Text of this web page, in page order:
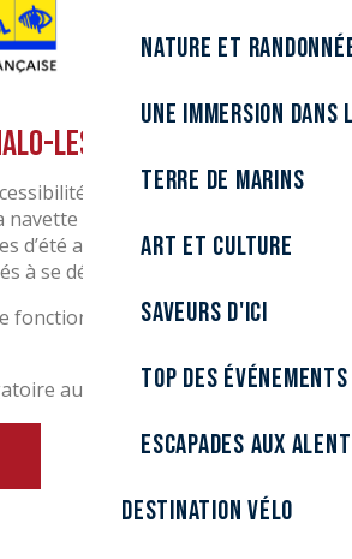
Nature et
Une immersion
Terre de marins
Art et culture
Saveurs d'ici
Top des événements
Escapades aux
Destination Vélo
les-Bains
de la digue de Malo et de
“
d’été au service des personnes
à se déplacer.
fonctionne du lundi au dimanche,
au 03 59 47 85 06.